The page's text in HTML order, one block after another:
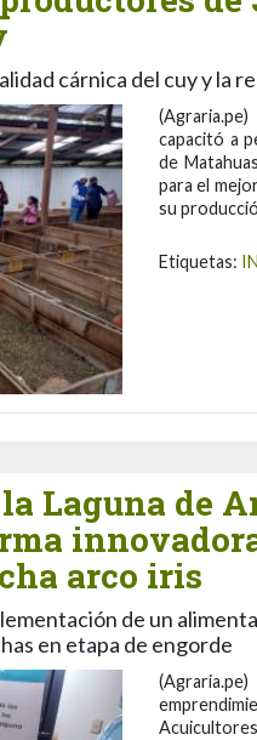
cárnica del cuy y la
capacitó a
de
para el
su
Etiquetas:
Laguna de
arco iris
de un
en etapa de engorde
Acuicultores